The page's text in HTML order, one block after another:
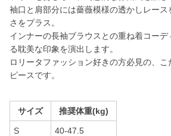
袖口と肩部分には薔薇模様の透かしレー
さをプラス。
インナーの長袖ブラウスとの重ね着コー
る耽美な印象を演出します。
ロリータファッション好きの方必見の、
ピースです。
サイズ 推奨体重(kg)
S 40-47.5